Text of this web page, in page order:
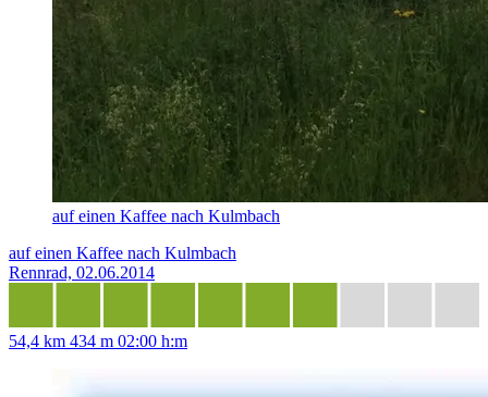
auf einen Kaffee nach Kulmbach
auf einen Kaffee nach Kulmbach
Rennrad, 02.06.2014
54,4 km 434 m 02:00 h:m